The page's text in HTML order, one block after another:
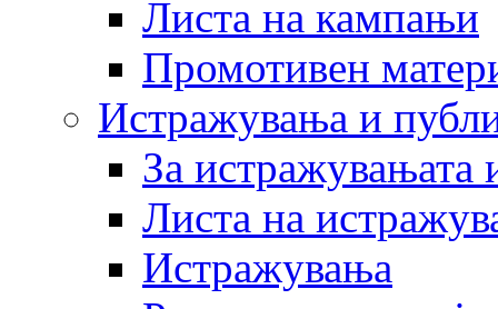
Листа на кампањи
Промотивен
Истражувања и
За истражувањата
Листа на
Истражувања